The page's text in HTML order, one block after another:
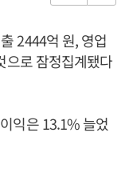
2444억 원, 영업
으로 잠정집계됐다
익은 13.1% 늘었